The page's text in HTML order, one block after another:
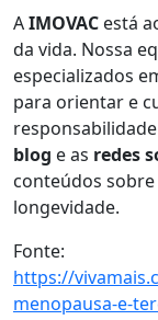
AIMOVAC está
da vida. Nossa
especializados
para orientar e
blog e as redes
conteúdos
longevidade.
Fonte:
https://
menopausa-e-